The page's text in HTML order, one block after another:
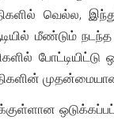
வெல்ல,
மீண்டும் நடந்த
போட்டியிட்டு